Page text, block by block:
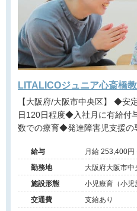
LITALICOジュニア心斎橋
【大阪府/大阪市中央区】 ◆安定法人◆小児経験不問◆年間休
日120日程度◆入社月に有給
数での療育◆発達障害児支援
給与
勤務地
大阪府大阪市
ビル903号室
施設形態
小児療育（小児
ービス）
交通費 支給あり